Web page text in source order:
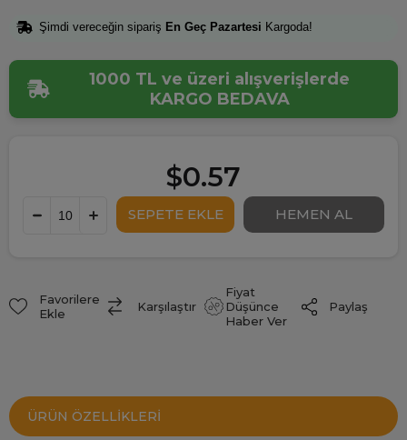
Şimdi vereceğin sipariş En Geç Pazartesi Kargoda!
1000 TL ve üzeri alışverişlerde
KARGO BEDAVA
$0.57
Favorilere
Ekle
Karşılaştır
Fiyat
Düşünce
Haber Ver
Paylaş
ÜRÜN ÖZELLIKLERI